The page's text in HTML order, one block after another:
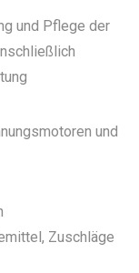
und Pflege der
und
Zuschläge